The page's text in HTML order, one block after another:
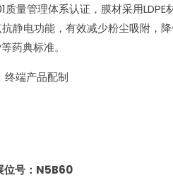
量管理体系认证，膜材采用LDPE
静电功能，有效减少粉尘吸附，
药典标准。
终端产品配制
位号：N5B60